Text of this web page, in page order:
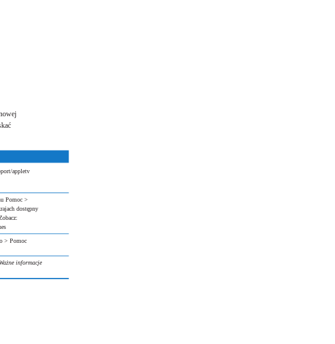
appletv
Pomoc >
dostępny
> Pomoc
informacje